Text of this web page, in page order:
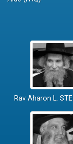
Rav Aharon L.